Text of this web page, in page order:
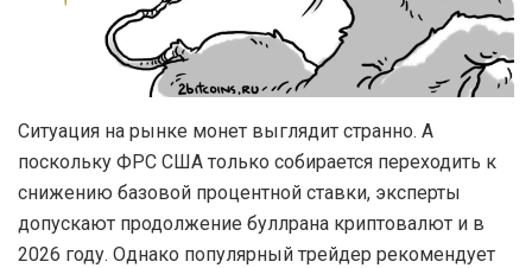
Ситуация на рынке монет выглядит странно. А
поскольку ФРС США только собирается переходить к
снижению базовой процентной ставки, эксперты
допускают продолжение буллрана криптовалют и в
2026 году. Однако популярный трейдер рекомендует